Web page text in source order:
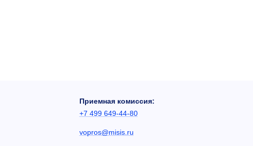
Приемная комиссия:
+7 499 649-44-80
vopros@misis.ru